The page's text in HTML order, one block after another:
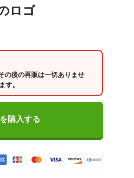
ロゴ
の後の再販は一切ありませ
す。
購入する